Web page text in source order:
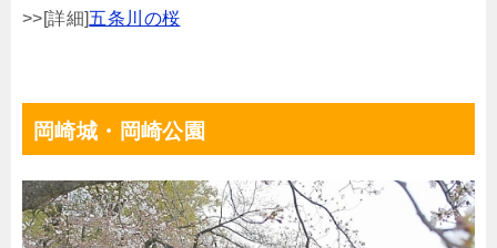
>>[詳細]五条川の桜
岡崎城・岡崎公園